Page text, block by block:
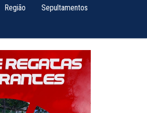
Região Sepultamentos